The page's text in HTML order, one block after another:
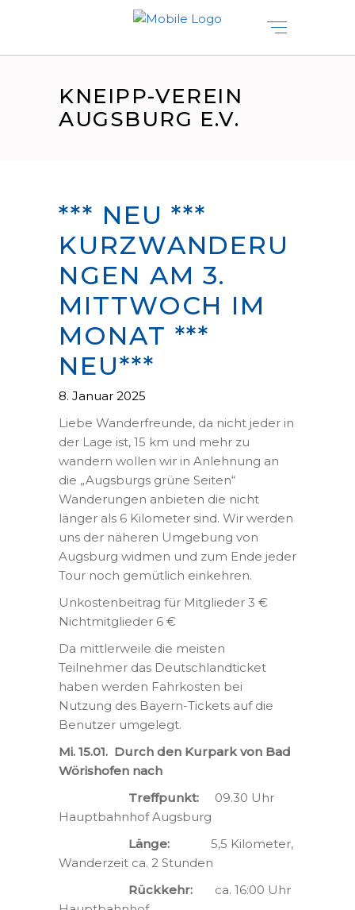
KNEIPP-VEREIN
AUGSBURG E.V.
*** NEU ***
KURZWANDERU
NGEN AM 3.
MITTWOCH IM
MONAT ***
NEU***
8. Januar 2025
Liebe Wanderfreunde, da nicht jeder in
der Lage ist, 15 km und mehr zu
wandern wollen wir in Anlehnung an
die „Augsburgs grüne Seiten“
Wanderungen anbieten die nicht
länger als 6 Kilometer sind. Wir werden
uns der näheren Umgebung von
Augsburg widmen und zum Ende jeder
Tour noch gemütlich einkehren.
Unkostenbeitrag für Mitglieder 3 €
Nichtmitglieder 6 €
Da mittlerweile die meisten
Teilnehmer das Deutschlandticket
haben werden Fahrkosten bei
Nutzung des Bayern-Tickets auf die
Benutzer umgelegt.
Mi. 15.01. Durch den Kurpark von Bad
Wörishofen nach
Treffpunkt: 09.30 Uhr
Hauptbahnhof Augsburg
Länge: 5,5 Kilometer,
Wanderzeit ca. 2 Stunden
Rückkehr: ca. 16:00 Uhr